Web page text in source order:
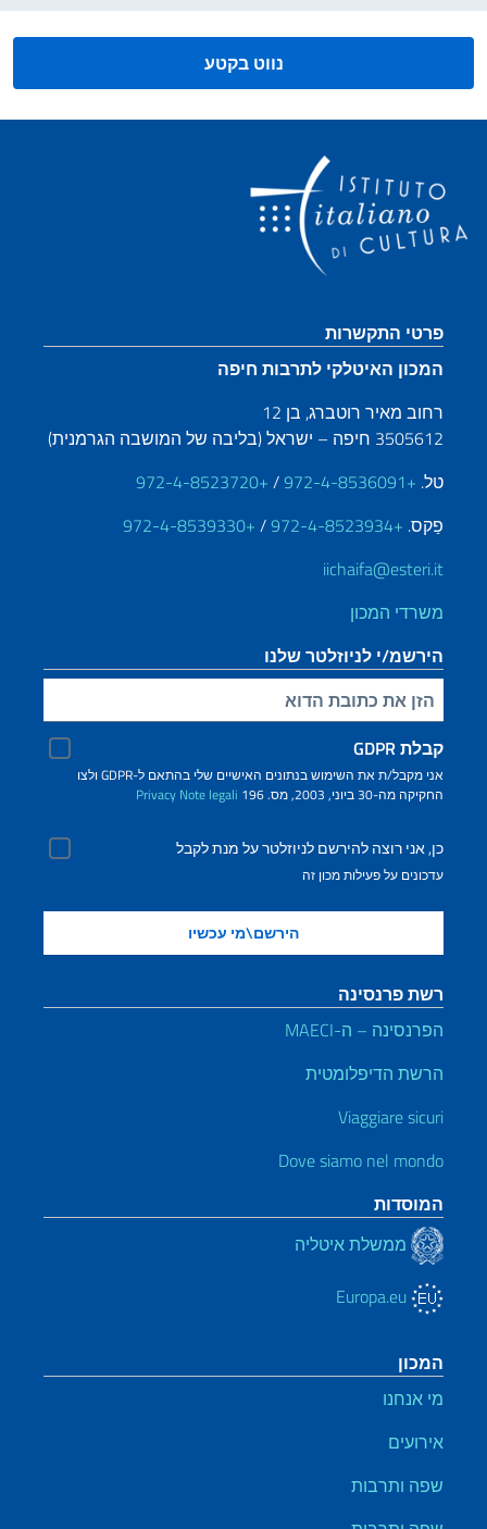
נווט בקטע
קטע כותרת תחתונה
פרטי התקשרות
המכון האיטלקי לתרבות חיפה
רחוב מאיר רוטברג, בן 12
3505612 חיפה – ישראל (בליבה של המושבה הגרמנית)
טל. +972-4-8536091
/
+972-4-8523720
פַקס. +972-4-8523934
/
+972-4-8539330
iichaifa@esteri.it
משרדי המכון
הירשמ/י לניוזלטר שלנו
הזינ/י את כתובת הדוא"ל שלך
קבלת GDPR
אני מקבל/ת את השימוש בנתונים האישיים שלי בהתאם ל-GDPR ולצו
החקיקה מה-30 ביוני, 2003, מס. 196
Privacy Note legali
כן, אני רוצה להירשם לניוזלטר על מנת לקבל
עדכונים על פעילות מכון זה
רשת פרנסינה
הפרנסינה – ה-MAECI
הרשת הדיפלומטית
Viaggiare sicuri
Dove siamo nel mondo
המוסדות
ממשלת איטליה
המכון
מי אנחנו
אירועים
שפה ותרבות